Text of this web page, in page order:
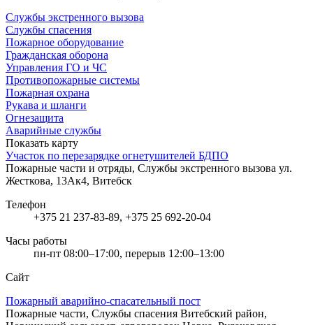
Службы экстренного вызова
Службы спасения
Пожарное оборудование
Гражданская оборона
Управления ГО и ЧС
Противопожарные системы
Пожарная охрана
Рукава и шланги
Огнезащита
Аварийные службы
Показать карту
Участок по перезарядке огнетушителей БДПО
Пожарные части и отряды, Службы экстренного вызова ул.
Жесткова, 13Ак4, Витебск
Телефон
+375 21 237-83-89, +375 25 692-20-04
Часы работы
пн-пт 08:00–17:00, перерыв 12:00–13:00
Сайт
Пожарный аварийно-спасательный пост
Пожарные части, Службы спасения Витебский район,